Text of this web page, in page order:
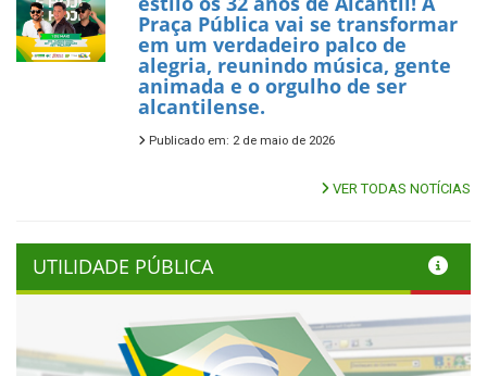
Praça Pública vai se transformar
em um verdadeiro palco de
alegria, reunindo música, gente
animada e o orgulho de ser
alcantilense.
Publicado em: 2 de maio de 2026
VER TODAS NOTÍCIAS
UTILIDADE PÚBLICA